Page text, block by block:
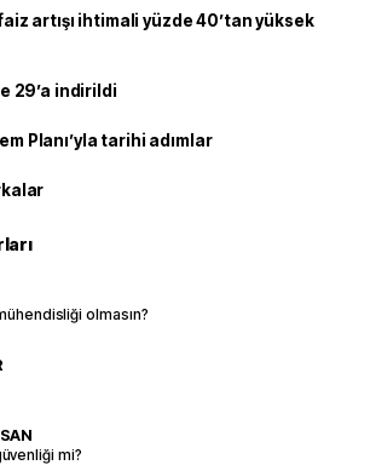
artışı ihtimali yüzde 40’tan yüksek
29’a indirildi
Planı’yla tarihi adımlar
olmasın?
mi?